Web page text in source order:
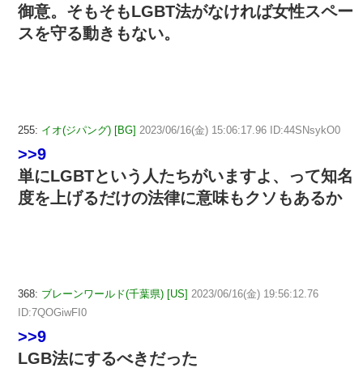
御意。そもそもLGBT法がなければ女性スペー
スを守る動きもない。
255: イオ(ジパング) [BG] 2023/06/16(金) 15:06:17.96 ID:44SNsykO0
>>9
単にLGBTという人たちがいますよ、って知名
度を上げるだけの法律に意味もクソもあるか
368: ブレーンワールド(千葉県) [US] 2023/06/16(金) 19:56:12.76
ID:7QOGiwFI0
>>9
LGB法にするべきだった